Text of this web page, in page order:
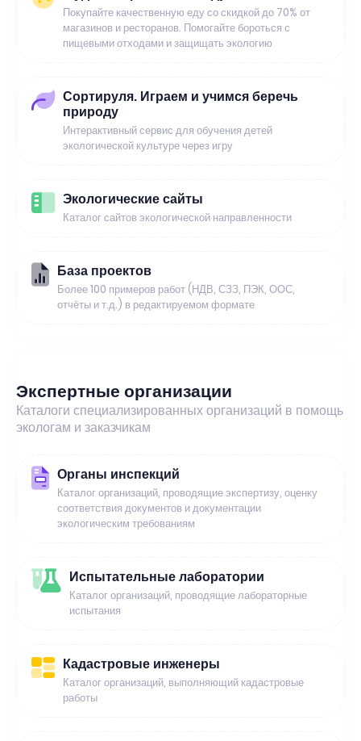
Покупайте качественную еду со скидкой до 70% от
магазинов и ресторанов. Помогайте бороться с
пищевыми отходами и защищать экологию
Сортируля. Играем и учимся беречь
природу
Интерактивный сервис для обучения детей
экологической культуре через игру
Экологические сайты
Каталог сайтов экологической направленности
База проектов
Более 100 примеров работ (НДВ, СЗЗ, ПЭК, ООС,
отчёты и т.д.) в редактируемом формате
Экспертные организации
Каталоги специализированных организаций в помощь
экологам и заказчикам
Органы инспекций
Каталог организаций, проводящие экспертизу, оценку
соответствия документов и документации
экологическим требованиям
Испытательные лаборатории
Каталог организаций, проводящие лабораторные
испытания
Кадастровые инженеры
Каталог организаций, выполняющий кадастровые
работы